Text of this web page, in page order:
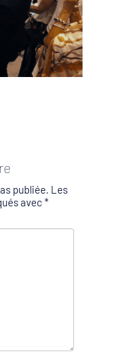
publiée. Les
avec *